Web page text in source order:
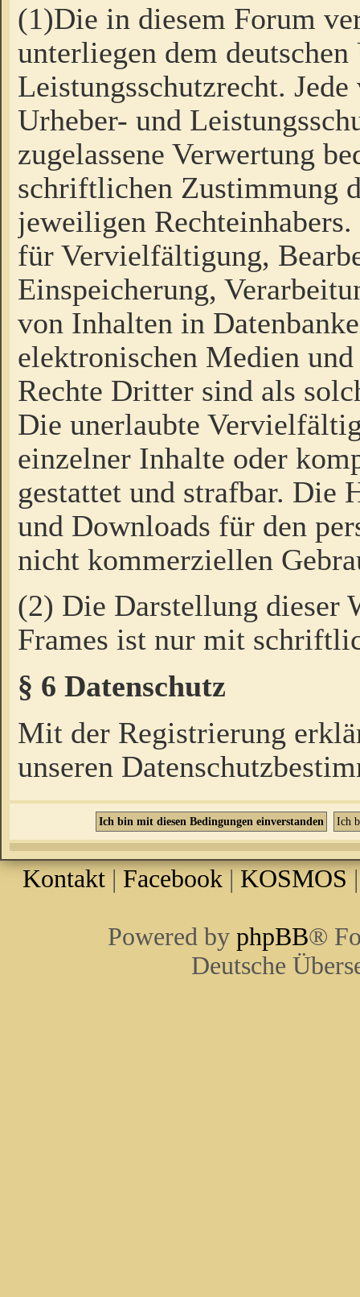
(1)Die in diesem Forum
unterliegen dem
Leistungsschutzrecht.
Urheber- und
zugelassene Verwertung
schriftlichen Zustimmung
jeweiligen
für Vervielfältigung,
Einspeicherung,
von Inhalten in
elektronischen Medien
Rechte Dritter sind als
Die unerlaubte
einzelner Inhalte oder
gestattet und strafbar. Die
und Downloads für den
nicht kommerziellen
(2) Die Darstellung dieser
Frames ist nur mit
§ 6 Datenschutz
Mit der Registrierung
unseren
Kontakt | Facebook | KOSMOS
Powered by phpBB®
Deutsche